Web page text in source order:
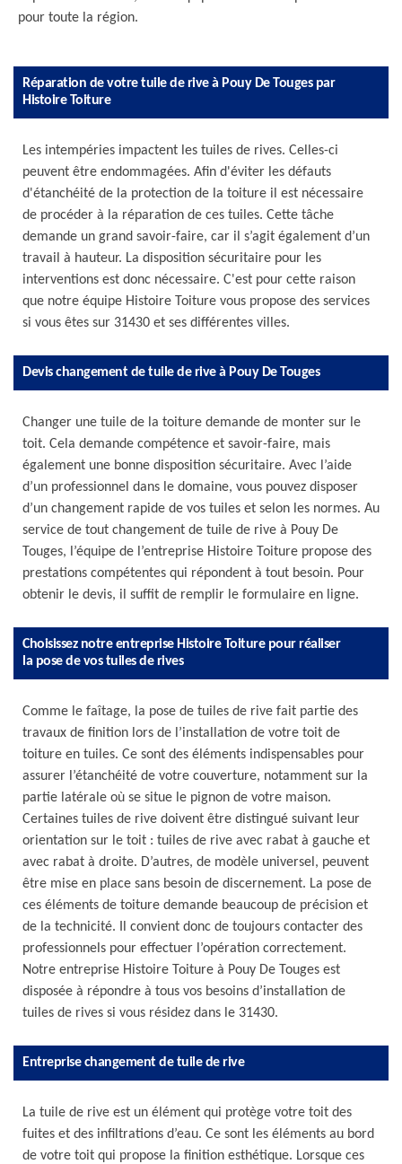
pour toute la région.
Réparation de votre tuile de rive à Pouy De Touges par
Histoire Toiture
Les intempéries impactent les tuiles de rives. Celles-ci
peuvent être endommagées. Afin d'éviter les défauts
d'étanchéité de la protection de la toiture il est nécessaire
de procéder à la réparation de ces tuiles. Cette tâche
demande un grand savoir-faire, car il s’agit également d’un
travail à hauteur. La disposition sécuritaire pour les
interventions est donc nécessaire. C'est pour cette raison
que notre équipe Histoire Toiture vous propose des services
si vous êtes sur 31430 et ses différentes villes.
Devis changement de tuile de rive à Pouy De Touges
Changer une tuile de la toiture demande de monter sur le
toit. Cela demande compétence et savoir-faire, mais
également une bonne disposition sécuritaire. Avec l’aide
d’un professionnel dans le domaine, vous pouvez disposer
d’un changement rapide de vos tuiles et selon les normes. Au
service de tout changement de tuile de rive à Pouy De
Touges, l’équipe de l’entreprise Histoire Toiture propose des
prestations compétentes qui répondent à tout besoin. Pour
obtenir le devis, il suffit de remplir le formulaire en ligne.
Choisissez notre entreprise Histoire Toiture pour réaliser
la pose de vos tuiles de rives
Comme le faîtage, la pose de tuiles de rive fait partie des
travaux de finition lors de l’installation de votre toit de
toiture en tuiles. Ce sont des éléments indispensables pour
assurer l’étanchéité de votre couverture, notamment sur la
partie latérale où se situe le pignon de votre maison.
Certaines tuiles de rive doivent être distingué suivant leur
orientation sur le toit : tuiles de rive avec rabat à gauche et
avec rabat à droite. D’autres, de modèle universel, peuvent
être mise en place sans besoin de discernement. La pose de
ces éléments de toiture demande beaucoup de précision et
de la technicité. Il convient donc de toujours contacter des
professionnels pour effectuer l’opération correctement.
Notre entreprise Histoire Toiture à Pouy De Touges est
disposée à répondre à tous vos besoins d’installation de
tuiles de rives si vous résidez dans le 31430.
Entreprise changement de tuile de rive
La tuile de rive est un élément qui protège votre toit des
fuites et des infiltrations d’eau. Ce sont les éléments au bord
de votre toit qui propose la finition esthétique. Lorsque ces